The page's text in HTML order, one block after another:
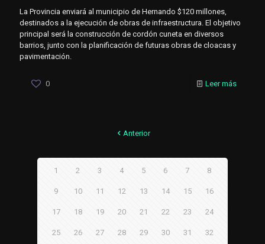
La Provincia enviará al municipio de Hernando $120 millones,
destinados a la ejecución de obras de infraestructura. El objetivo
principal será la construcción de cordón cuneta en diversos
barrios, junto con la planificación de futuras obras de cloacas y
pavimentación.
0 Leer más
Anterior
1 2 3 4 5 6 7 8
9 10 11 12 13 14 15 16
17 18 19 20 21 22 23 24
25 26 27 28 29 30 31 32